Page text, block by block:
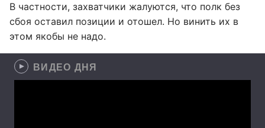
В частности, захватчики жалуются, что полк без
сбоя оставил позиции и отошел. Но винить их в
этом якобы не надо.
ВИДЕО ДНЯ